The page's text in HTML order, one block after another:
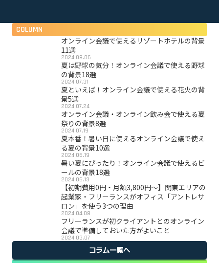
COLUMN
オンライン会議で使えるリゾートホテルの背景
11選
2024.08.06
夏は野球の気分！オンライン会議で使える野球
の背景18選
2024.07.31
夏といえば！オンライン会議で使える花火の背
景5選
2024.07.24
オンライン会議・オンライン飲み会で使える夏
祭りの背景8選
2024.07.19
夏本番！暑い日に使えるオンライン会議で使え
る夏の背景10選
2024.06.19
暑い夏にぴったり！オンライン会議で使えるビ
ールの背景18選
2024.06.13
【初期費用0円・月額3,800円〜】関東エリアの
起業家・フリーランスがオフィス「アントレサ
ロン」を使う3つの理由
2024.04.08
フリーランスが初クライアントとのオンライン
会議で準備しておいた方がよいこと
2024.03.07
コラム一覧へ